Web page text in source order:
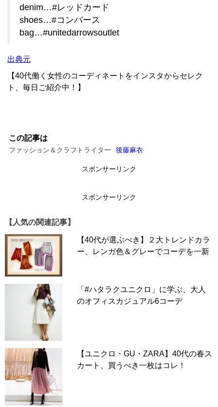
denim…#レッドカード
shoes…#コンバース
bag…#unitedarrowsoutlet
出典元
【40代働く女性のコーディネートをインスタからセレク
ト、毎日ご紹介中！】
この記事は
ファッション＆クラフトライター 後藤麻衣
スポンサーリンク
スポンサーリンク
【人気の関連記事】
【40代が選ぶべき】２大トレンドカラ
ー、レンガ色＆グレーでコーデを一新
「#ハタラクユニクロ」に学ぶ、大人
のオフィスカジュアル6コーデ
【ユニクロ・GU・ZARA】40代の春ス
カート、買うべき一枚はコレ！